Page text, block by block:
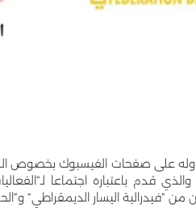
على صفحات الفيسبوك بخصوص
والذي قدم باعتباره اجتماعا
اليسار الديمقراطي”